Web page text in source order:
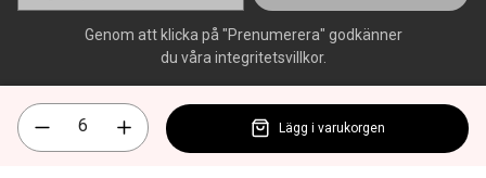
Genom att klicka på "Prenumerera" godkänner
du våra integritetsvillkor.
Lägg i varukorgen